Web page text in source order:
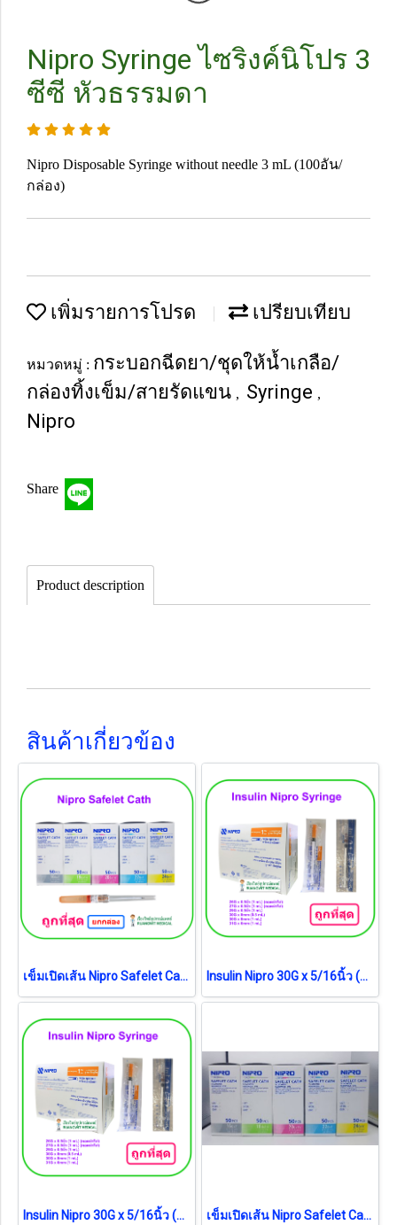
Nipro Syringe ไซริงค์นิโปร 3
ซีซี หัวธรรมดา
Nipro Disposable Syringe without needle 3 mL (100อัน/
กล่อง)
เพิ่มรายการโปรด เปรียบเทียบ
หมวดหมู่ : กระบอกฉีดยา/ชุดให้น้ำเกลือ/
กล่องทิ้งเข็ม/สายรัดแขน , Syringe ,
Nipro
Share
Product description
สินค้าเกี่ยวข้อง
เข็มเปิดเส้น Nipro Safelet Cath (ยกกล่อง = 50 อัน) Insulin Nipro 30G x 5/16นิ้ว (8mm) (0.5 mL) (ยกกล่อง)
Insulin Nipro 30G x 5/16นิ้ว (8mm) (1 mL) (ยกกล่อง) เข็มเปิดเส้น Nipro Safelet Cath (ขายแยก 1 อัน)